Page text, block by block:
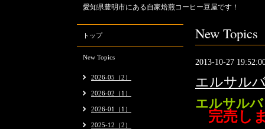
愛知県豊明市にある自家焙煎コーヒー豆屋です！
New Topics
2013-10-27
エルサル
エルサル
完売し
トップ
New Topics
2026-05（2）
2026-02（1）
2026-01（1）
2025-12（2）